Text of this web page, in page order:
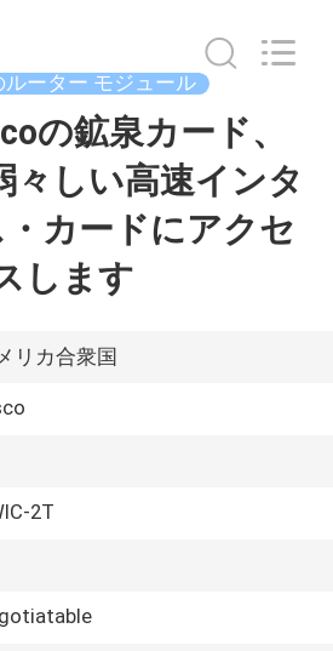
ルーター モジュール
の鉱泉カード、
々しい高速インタ
カードにアクセ
します
リカ合衆国
2T